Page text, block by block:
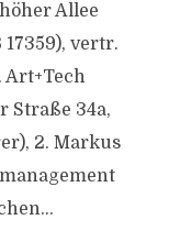
Allee
17359), vertr.
Art+Tech
Straße 34a,
2. Markus